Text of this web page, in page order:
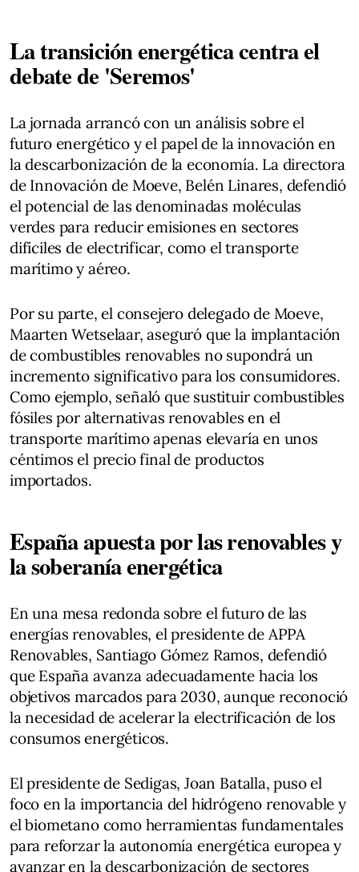
La transición energética centra el
debate de 'Seremos'
La jornada arrancó con un análisis sobre el
futuro energético y el papel de la innovación en
la descarbonización de la economía. La directora
de Innovación de Moeve, Belén Linares, defendió
el potencial de las denominadas moléculas
verdes para reducir emisiones en sectores
difíciles de electrificar, como el transporte
marítimo y aéreo.
Por su parte, el consejero delegado de Moeve,
Maarten Wetselaar, aseguró que la implantación
de combustibles renovables no supondrá un
incremento significativo para los consumidores.
Como ejemplo, señaló que sustituir combustibles
fósiles por alternativas renovables en el
transporte marítimo apenas elevaría en unos
céntimos el precio final de productos
importados.
España apuesta por las renovables y
la soberanía energética
En una mesa redonda sobre el futuro de las
energías renovables, el presidente de APPA
Renovables, Santiago Gómez Ramos, defendió
que España avanza adecuadamente hacia los
objetivos marcados para 2030, aunque reconoció
la necesidad de acelerar la electrificación de los
consumos energéticos.
El presidente de Sedigas, Joan Batalla, puso el
foco en la importancia del hidrógeno renovable y
el biometano como herramientas fundamentales
para reforzar la autonomía energética europea y
avanzar en la descarbonización de sectores